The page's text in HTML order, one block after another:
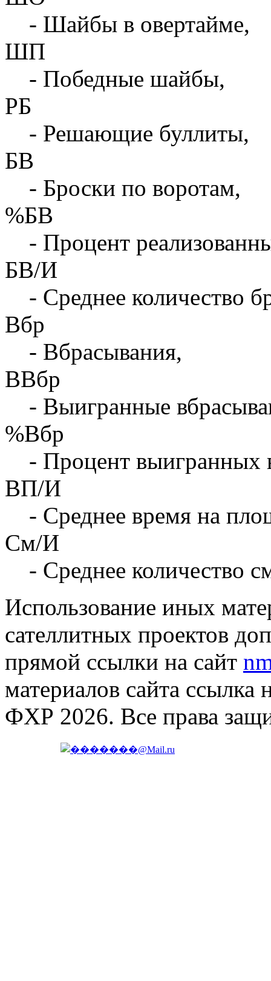
- Шайбы в овертайме,
ШП
- Победные шайбы,
РБ
- Решающие буллиты,
БВ
- Броски по воротам,
%БВ
- Процент
БВ/И
- Среднее количество
Вбр
- Вбрасывания,
ВВбр
- Выигранные
%Вбр
- Процент выигранных
ВП/И
- Среднее время на
См/И
- Среднее количество
Использование иных
сателлитных проектов
прямой ссылки на сайт
материалов сайта ссылка
ФХР 2026. Все права